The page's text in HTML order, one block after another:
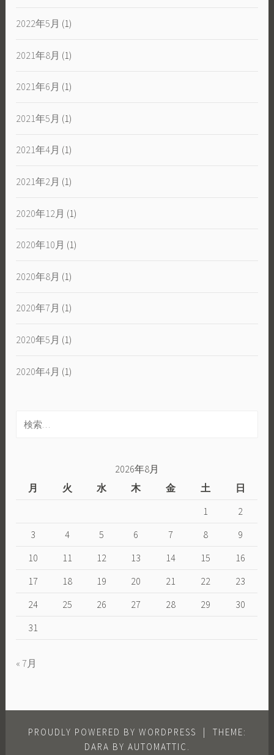
2022年5月 (1)
2021年8月 (1)
2021年6月 (1)
2021年5月 (1)
2021年4月 (1)
2021年2月 (1)
2020年12月 (1)
2020年10月 (1)
2020年8月 (1)
2020年7月 (1)
2020年5月 (1)
2020年4月 (1)
索:
2026年8月
月
火 水 木 金 土
日
1
2
3
4 5 6 7 8
9
10
11 12 13 14 15
16
17
18 19 20 21 22
23
24
25 26 27 28 29
30
31
« 7月
PROUDLY POWERED BY WORDPRESS |
THEME:
DARA BY AUTOMATTIC